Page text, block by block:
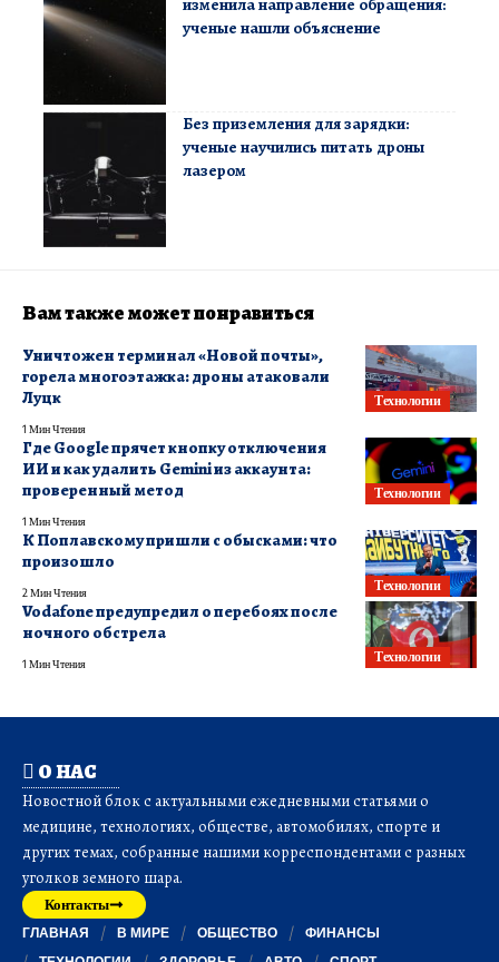
ученые нашли объяснение
Без приземления для зарядки:
ученые научились питать дроны
лазером
Вам также может понравиться
Технологии
Уничтожен терминал «Новой почты»,
горела многоэтажка: дроны атаковали
Луцк
1 Мин Чтения
Технологии
Где Google прячет кнопку отключения
ИИ и как удалить Gemini из аккаунта:
проверенный метод
1 Мин Чтения
Технологии
К Поплавскому пришли с обысками: что
произошло
2 Мин Чтения
Технологии
Vodafone предупредил о перебоях после
ночного обстрела
1 Мин Чтения
О НАС
Новостной блок с актуальными ежедневными статьями о
медицине, технологиях, обществе, автомобилях, спорте и
других темах, собранные нашими корреспондентами с разных
уголков земного шара.
Контакты
ГЛАВНАЯ В МИРЕ ОБЩЕСТВО
ФИНАНСЫ